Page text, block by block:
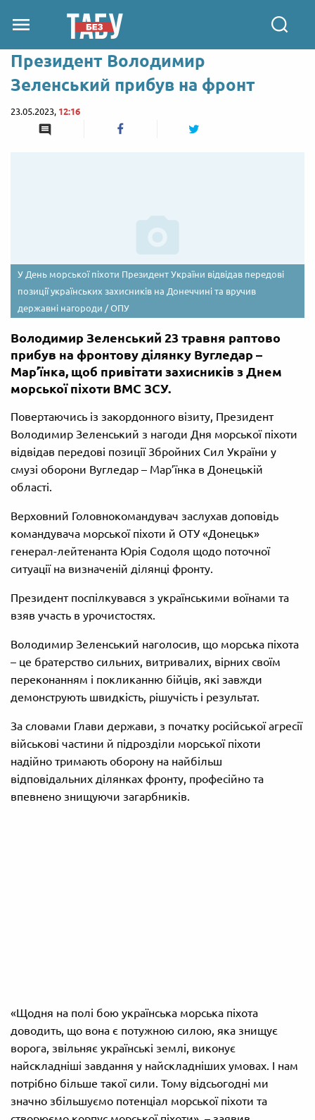
Президент Володимир
Зеленський прибув на фронт
23.05.2023, 12:16
У День морської піхоти Президент України відвідав передові
позиції українських захисників на Донеччині та вручив
державні нагороди / ОПУ
Володимир Зеленський 23 травня раптово
прибув на фронтову ділянку Вугледар –
Мар’їнка, щоб привітати захисників з Днем
морської піхоти ВМС ЗСУ.
Повертаючись із закордонного візиту, Президент
Володимир Зеленський з нагоди Дня морської піхоти
відвідав передові позиції Збройних Сил України у
смузі оборони Вугледар – Мар’їнка в Донецькій
області.
Верховний Головнокомандувач заслухав доповідь
командувача морської піхоти й ОТУ «Донецьк»
генерал-лейтенанта Юрія Содоля щодо поточної
ситуації на визначеній ділянці фронту.
Президент поспілкувався з українськими воїнами та
взяв участь в урочистостях.
Володимир Зеленський наголосив, що морська піхота
– це братерство сильних, витривалих, вірних своїм
переконанням і покликанню бійців, які завжди
демонструють швидкість, рішучість і результат.
За словами Глави держави, з початку російської агресії
військові частини й підрозділи морської піхоти
надійно тримають оборону на найбільш
відповідальних ділянках фронту, професійно та
впевнено знищуючи загарбників.
«Щодня на полі бою українська морська піхота
доводить, що вона є потужною силою, яка знищує
ворога, звільняє українські землі, виконує
найскладніші завдання у найскладніших умовах. І нам
потрібно більше такої сили. Тому відсьогодні ми
значно збільшуємо потенціал морської піхоти та